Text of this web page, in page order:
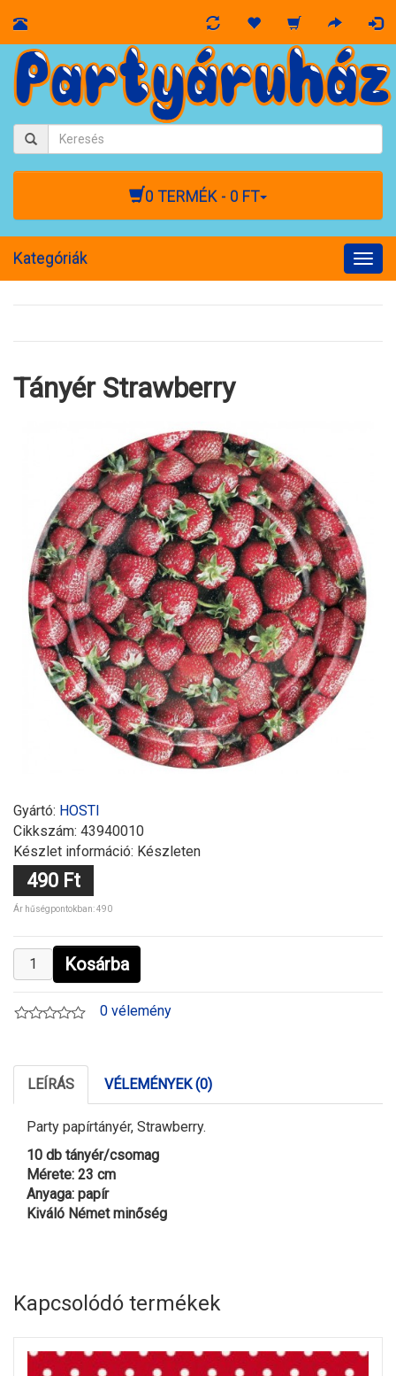
0 TERMÉK - 0 FT
Kategóriák
Tányér Strawberry
Gyártó: HOSTI
Cikkszám: 43940010
Készlet információ: Készleten
490 Ft
Ár hűségpontokban: 490
Kosárba
0 vélemény
LEÍRÁS VÉLEMÉNYEK (0)
Party papírtányér, Strawberry.
10 db tányér/csomag
Mérete: 23 cm
Anyaga: papír
Kiváló Német minőség
Kapcsolódó termékek